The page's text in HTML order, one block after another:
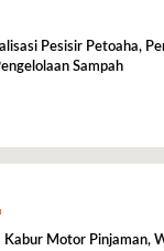
Pesisir Petoaha,
Sampah
Kabur Motor Pinjaman,